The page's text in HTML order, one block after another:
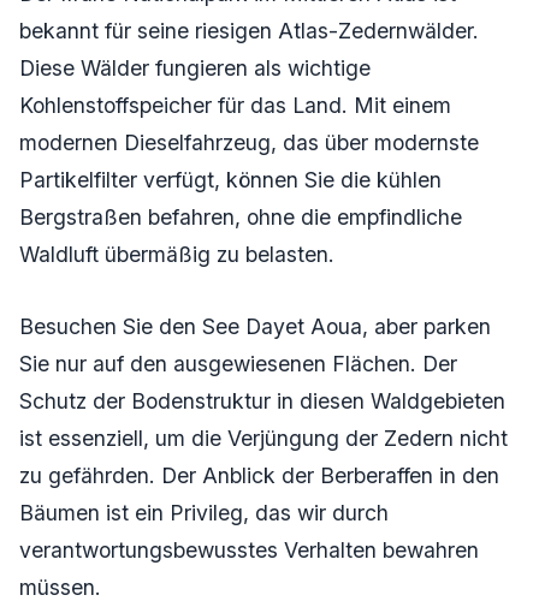
bekannt für seine riesigen Atlas-Zedernwälder.
Diese Wälder fungieren als wichtige
Kohlenstoffspeicher für das Land. Mit einem
modernen Dieselfahrzeug, das über modernste
Partikelfilter verfügt, können Sie die kühlen
Bergstraßen befahren, ohne die empfindliche
Waldluft übermäßig zu belasten.
Besuchen Sie den See Dayet Aoua, aber parken
Sie nur auf den ausgewiesenen Flächen. Der
Schutz der Bodenstruktur in diesen Waldgebieten
ist essenziell, um die Verjüngung der Zedern nicht
zu gefährden. Der Anblick der Berberaffen in den
Bäumen ist ein Privileg, das wir durch
verantwortungsbewusstes Verhalten bewahren
müssen.